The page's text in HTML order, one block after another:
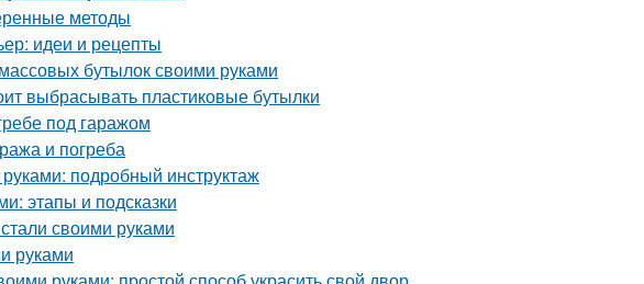
методы
идеи и рецепты
бутылок своими руками
выбрасывать пластиковые бутылки
под гаражом
и погреба
подробный инструктаж
этапы и подсказки
своими руками
руками